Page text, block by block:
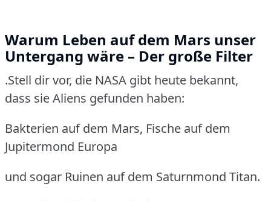
Warum Leben auf dem Mars unser
Untergang wäre – Der große Filter
.Stell dir vor, die NASA gibt heute bekannt,
dass sie Aliens gefunden haben:
Bakterien auf dem Mars, Fische auf dem
Jupitermond Europa
und sogar Ruinen auf dem Saturnmond Titan.